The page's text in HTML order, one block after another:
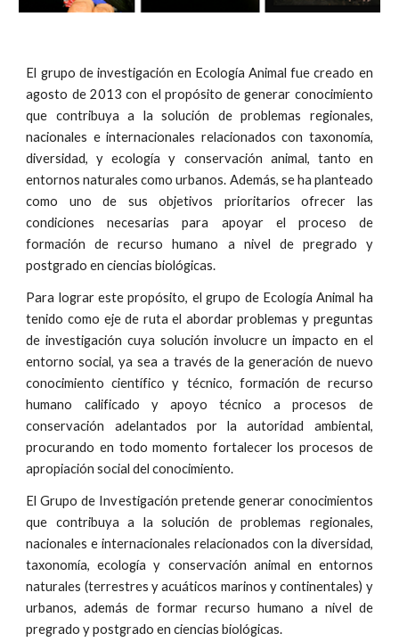
El grupo de investigación en Ecología Animal fue creado en
agosto de 2013 con el propósito de generar conocimiento
que contribuya a la solución de problemas regionales,
nacionales e internacionales relacionados con taxonomía,
diversidad, y ecología y conservación animal, tanto en
entornos naturales como urbanos. Además, se ha planteado
como uno de sus objetivos prioritarios ofrecer las
condiciones necesarias para apoyar el proceso de
formación de recurso humano a nivel de pregrado y
postgrado en ciencias biológicas.
Para lograr este propósito, el grupo de Ecología Animal ha
tenido como eje de ruta el abordar problemas y preguntas
de investigación cuya solución involucre un impacto en el
entorno social, ya sea a través de la generación de nuevo
conocimiento científico y técnico, formación de recurso
humano calificado y apoyo técnico a procesos de
conservación adelantados por la autoridad ambiental,
procurando en todo momento fortalecer los procesos de
apropiación social del conocimiento.
El Grupo de Investigación pretende generar conocimientos
que contribuya a la solución de problemas regionales,
nacionales e internacionales relacionados con la diversidad,
taxonomía, ecología y conservación animal en entornos
naturales (terrestres y acuáticos marinos y continentales) y
urbanos, además de formar recurso humano a nivel de
pregrado y postgrado en ciencias biológicas.